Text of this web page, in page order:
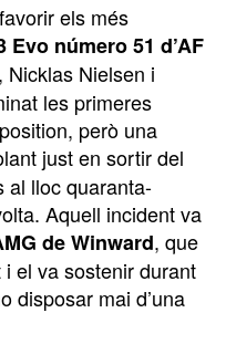
els més
Evo número 51 d’AF
Nicklas Nielsen i
les primeres
però una
just en sortir del
al lloc quaranta-
Aquell incident va
de Winward, que
el va sostenir durant
disposar mai d’una